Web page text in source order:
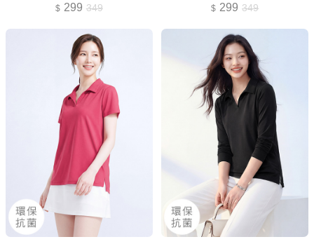
299 349
299 349